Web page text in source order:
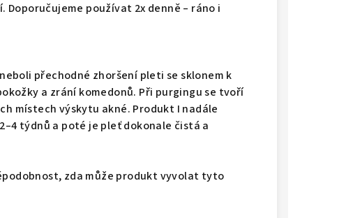
Doporučujeme používat 2x denně – ráno i
přechodné zhoršení pleti se sklonem k
a zrání komedonů. Při purgingu se tvoří
místech výskytu akné. Produkt I nadále
týdnů a poté je pleť dokonale čistá a
zda může produkt vyvolat tyto